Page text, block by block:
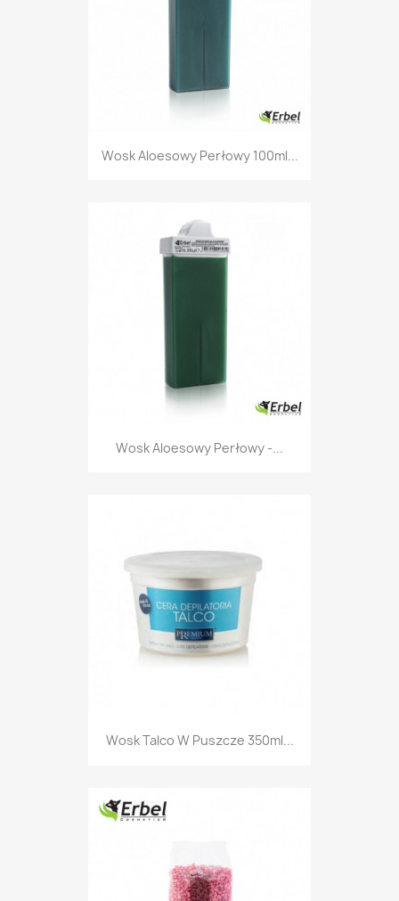
Wosk Aloesowy Perłowy 100ml...
Wosk Aloesowy Perłowy -...
Wosk Talco W Puszcze 350ml...